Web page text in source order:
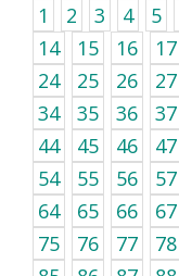
1 2 3 4 5
14
15 16 17
24
25 26 27
34
35 36 37
44
45 46 47
54
55 56 57
64
65 66 67
75
76 77 78